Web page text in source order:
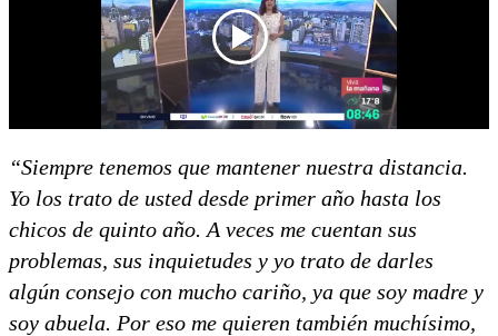
“Siempre tenemos que mantener nuestra distancia.
Yo los trato de usted desde primer año hasta los
chicos de quinto año. A veces me cuentan sus
problemas, sus inquietudes y yo trato de darles
algún consejo con mucho cariño, ya que soy madre y
soy abuela. Por eso me quieren también muchísimo,